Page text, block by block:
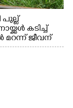
പുല്ല്
കടിച്ച്
മറന്ന് ജീവന്